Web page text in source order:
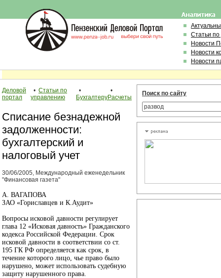
Статьи
Новости
Новости
Новости
Деловой
портал
• Статьи по
управлению
•
Бухгалтеру
•
Расчеты
Списание безнадежной
задолженности:
бухгалтерский и
налоговый учет
30/06/2005, Международный еженедельник
"Финансовая газета"
А. ВАГАПОВА
ЗАО «Гориславцев и К.Аудит»
Вопросы исковой давности регулирует
глава 12 «Исковая давность» Гражданского
кодекса Российской Федерации. Срок
исковой давности в соответствии со ст.
195 ГК РФ определяется как срок, в
течение которого лицо, чье право было
нарушено, может использовать судебную
защиту нарушенного права.
Поиск по сайту